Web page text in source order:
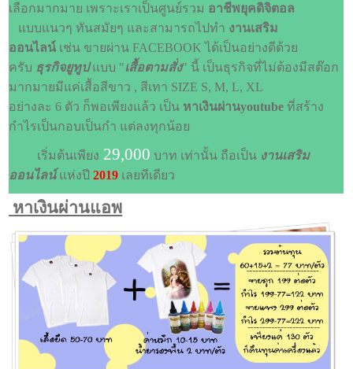
เลือกมากมาย เพราะเราเป็นศูนย์รวม อาชีพยุคดิจิตอล
แบบแนวๆ ทันสมัยๆ และสามารถไปทำ งานเสริม
ออนไลน์ เช่น ขายผ่าน FACEBOOK ได้เป็นอย่างดีด้วย
ครับ ธุรกิจยูทูปแบบ "เสื้อตามสั่ง" นี้ เป็นธุรกิจที่ไม่ต้องมีสต๊อก
มากมายมีแค่เสื้อสีขาว , สีเทา SIZE S, M, L, XL
อย่างละ 6 ตัว ก็พอเพียงแล้ว เป็น หาเงินผ่านyoutubeที่สร้าง
กำไรเป็นกอบเป็นกำ แต่ลงทุกน้อย
เริ่มต้นเพียง 29,000 บาท เท่านั้น ถือเป็น งานเสริม
ออนไลน์ แห่งปี2019 เลยทีเดียว
หาเงินผ่านแอพ